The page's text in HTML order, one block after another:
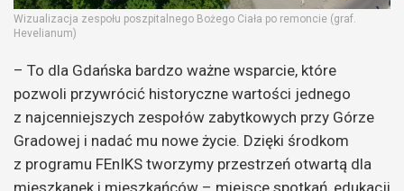
Wizualizacja zespołu poszpitalnego Bożego Ciała po remoncie (graf.
Hevelianum)
– To dla Gdańska bardzo ważne wsparcie, które
pozwoli przywrócić historyczne wartości jednego
z najcenniejszych zespołów zabytkowych przy Górze
Gradowej i nadać mu nowe życie. Dzięki środkom
z programu FEnIKS tworzymy przestrzeń otwartą dla